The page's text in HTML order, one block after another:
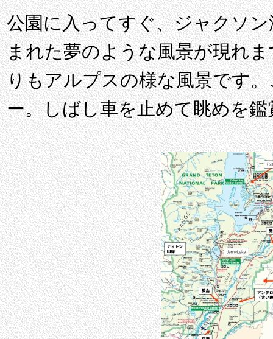
公園に入ってすぐ、ジャクソ
まれた夢のような風景が現れ
りもアルプスの様な風景です
ー。しばし車を止めて眺めを鑑